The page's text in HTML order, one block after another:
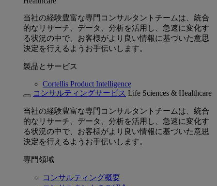
当社の経験豊富な専門コンサルタントチームは、統合
的なリサーチ、データ、分析を活用し、急速に変化す
る状況の中で、お客様がより良い情報に基づいた意思
決定を行えるようお手伝いします。
製品とサービス
Cortellis Product Intelligence
コンサルティングサービス Life Sciences & Healthcare
当社の経験豊富な専門コンサルタントチームは、統合
的なリサーチ、データ、分析を活用し、急速に変化す
る状況の中で、お客様がより良い情報に基づいた意思
決定を行えるようお手伝いします。
専門領域
コンサルティング概要